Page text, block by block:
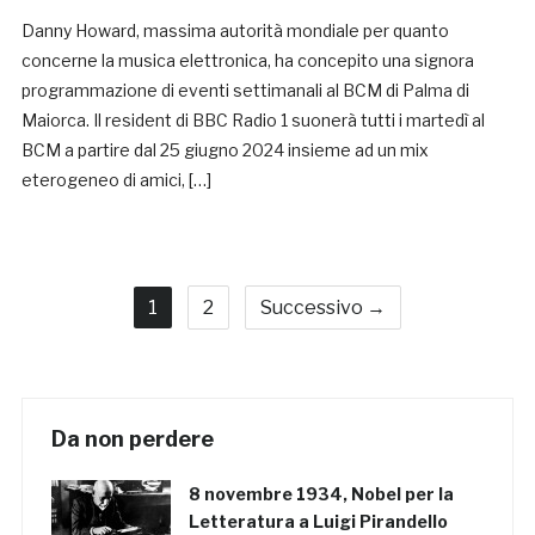
Danny Howard, massima autorità mondiale per quanto
concerne la musica elettronica, ha concepito una signora
programmazione di eventi settimanali al BCM di Palma di
Maiorca. Il resident di BBC Radio 1 suonerà tutti i martedì al
BCM a partire dal 25 giugno 2024 insieme ad un mix
eterogeneo di amici, […]
1 2 Successivo →
Da non perdere
8 novembre 1934, Nobel per la
Letteratura a Luigi Pirandello